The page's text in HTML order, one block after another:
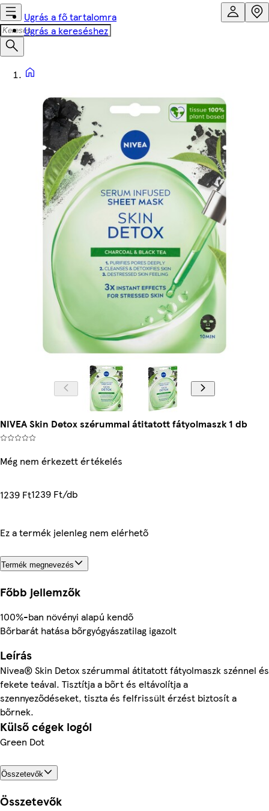
Ugrás a fő tartalomra
Ugrás a kereséshez
NIVEA Skin Detox szérummal átitatott fátyolmaszk 1 db
Még nem érkezett értékelés
1239 Ft1239 Ft/db
Ez a termék jelenleg nem elérhető
Termék megnevezés
Főbb jellemzők
100%-ban növényi alapú kendő
Bőrbarát hatása bőrgyógyászatilag igazolt
Leírás
Nivea® Skin Detox szérummal átitatott fátyolmaszk szénnel és
fekete teával. Tisztítja a bőrt és eltávolítja a
szennyeződéseket, tiszta és felfrissült érzést biztosít a
bőrnek.
Külső cégek logói
Green Dot
Összetevők
Összetevők